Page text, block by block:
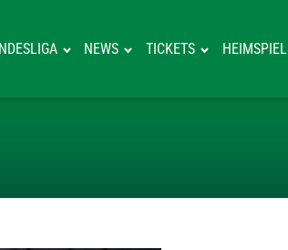
NEWS TICKETS HEIMSPIEL